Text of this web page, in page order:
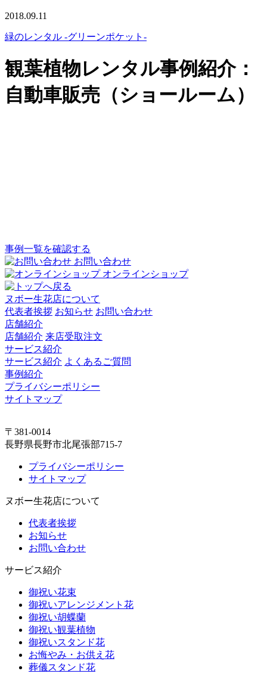
2018.09.11
緑のレンタル -グリーンポケット-
観葉植物レンタル事例紹介：
自動車販売（ショールーム）
事例一覧を確認する
お問い合わせ
オンラインショップ
ヌボー生花店について
代表者挨拶 お知らせ お問い合わせ
店舗紹介
店舗紹介 来店受取注文
サービス紹介
サービス紹介 よくあるご質問
事例紹介
プライバシーポリシー
サイトマップ
〒381-0014
長野県長野市北尾張部715-7
プライバシーポリシー
サイトマップ
ヌボー生花店について
代表者挨拶
お知らせ
お問い合わせ
サービス紹介
御祝い花束
御祝いアレンジメント花
御祝い胡蝶蘭
御祝い観葉植物
御祝いスタンド花
お悔やみ・お供え花
葬儀スタンド花